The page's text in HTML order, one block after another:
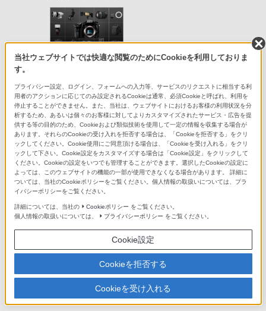
Eマウントレンズラインアップ
充実したレンズでこだわりの表現を
Aマウントレンズラインアップ
充実したレンズでこだわりの表現を
当社ウェブサイトでは快適な閲覧のためにCookieを利用しておりま
す。
プライバシー設定、ログイン、フォームへの入力等、サービスのリクエストに相当する利
用者のアクションに応じてのみ設定されるCookieは通常、必須Cookieと呼ばれ、利用を
停止することができません。また、当社は、ウェブサイトにおけるお客様の利用状況を分
析するため、あるいは個々のお客様に対してよりカスタマイズされたサービス・広告を提
供する等の目的のため、Cookieおよび類似技術を使用して一定の情報を収集する場合が
あります。それらのCookieの受け入れを拒否する場合は、「Cookieを拒否する」をクリ
ックしてください。Cookie使用にご同意頂ける場合は、「Cookieを受け入れる」をクリ
ックして下さい。Cookie設定をカスタマイズする場合は「Cookie設定」をクリックして
ください。Cookieの設定をいつでも管理することができます。選択したCookieの設定に
よっては、このウェブサイトの機能の一部が使用できなくなる場合があります。 詳細に
ついては、当社のCookieポリシーをご覧ください。個人情報の取扱いについては、プラ
イバシーポリシーをご覧ください。
詳細については、当社の Cookieポリシー をご覧ください。
個人情報の取扱いについては、
プライバシーポリシー をご覧ください。
Cookie設定
Cookieを拒否する
Cookieを受け入れる